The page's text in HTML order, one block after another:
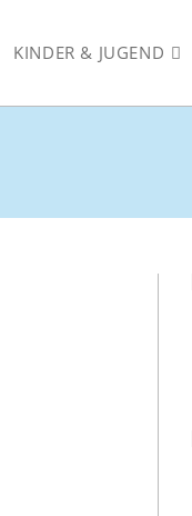
KINDER & JUGEND